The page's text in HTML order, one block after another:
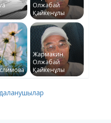
Олжабай
Қайкенұлы
Жармакин
Олжабай
Қайкенұлы